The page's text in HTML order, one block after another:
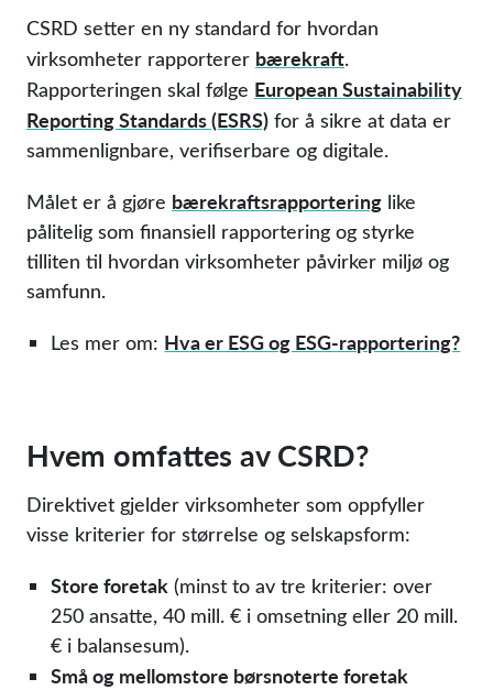
CSRD setter en ny standard for hvordan
virksomheter rapporterer bærekraft.
Rapporteringen skal følge European Sustainability
Reporting Standards (ESRS) for å sikre at data er
sammenlignbare, verifiserbare og digitale.
Målet er å gjøre bærekraftsrapportering like
pålitelig som finansiell rapportering og styrke
tilliten til hvordan virksomheter påvirker miljø og
samfunn.
Les mer om: Hva er ESG og ESG-rapportering?
Hvem omfattes av CSRD?
Direktivet gjelder virksomheter som oppfyller
visse kriterier for størrelse og selskapsform:
Store foretak (minst to av tre kriterier: over
250 ansatte, 40 mill. € i omsetning eller 20 mill.
€ i balansesum).
Små og mellomstore børsnoterte foretak